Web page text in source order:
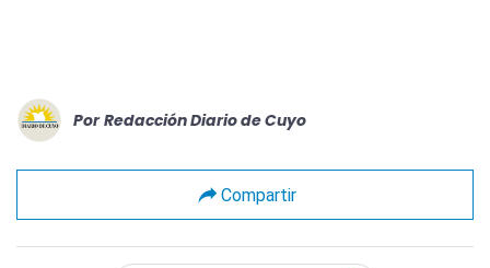
Por Redacción Diario de Cuyo
Compartir